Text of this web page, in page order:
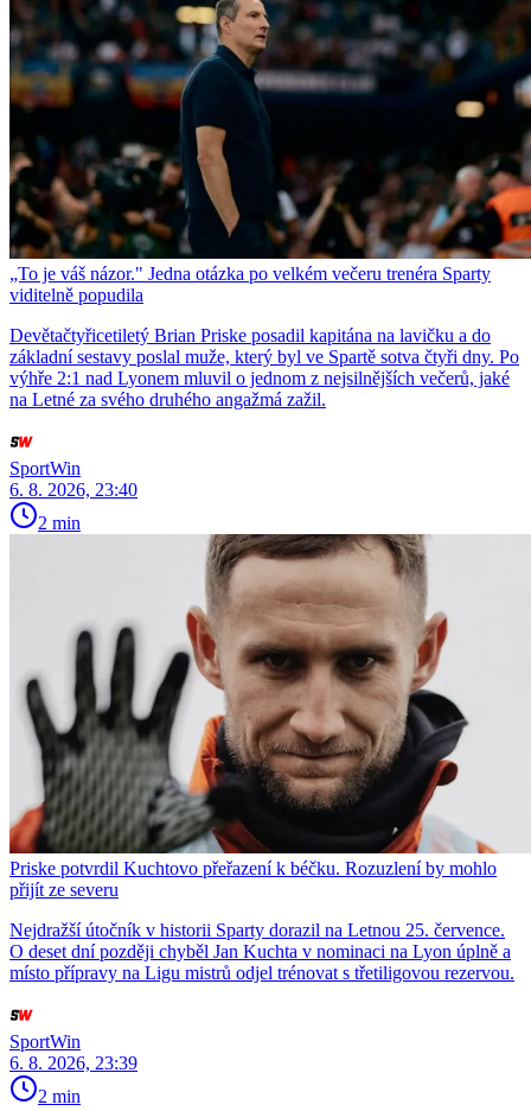
„To je váš názor." Jedna otázka po velkém večeru trenéra Sparty
viditelně popudila
Devětačtyřicetiletý Brian Priske posadil kapitána na lavičku a do
základní sestavy poslal muže, který byl ve Spartě sotva čtyři dny. Po
výhře 2:1 nad Lyonem mluvil o jednom z nejsilnějších večerů, jaké
na Letné za svého druhého angažmá zažil.
SportWin
6. 8. 2026, 23:40
2 min
Priske potvrdil Kuchtovo přeřazení k béčku. Rozuzlení by mohlo
přijít ze severu
Nejdražší útočník v historii Sparty dorazil na Letnou 25. července.
O deset dní později chyběl Jan Kuchta v nominaci na Lyon úplně a
místo přípravy na Ligu mistrů odjel trénovat s třetiligovou rezervou.
SportWin
6. 8. 2026, 23:39
2 min